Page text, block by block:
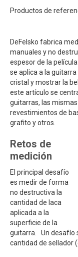
Productos de
DeFelsko fabrica
manuales y no
espesor de la
se aplica a la
cristal y mostrar la
este artículo se
guitarras, las
revestimientos de
grafito y otros.
Retos de
medición
El principal desafío
es medir de forma
no destructiva la
cantidad de laca
aplicada a la
superficie de la
guitarra. Un desafío
cantidad de sellador